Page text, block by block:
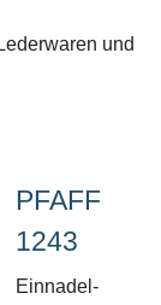
und
PFAFF
1243
Einnadel-